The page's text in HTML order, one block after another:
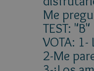
Me
TEST: "B"
VOTA:
2-Me